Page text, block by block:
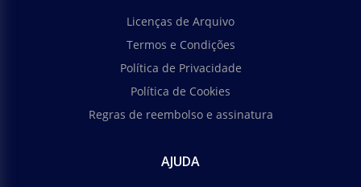
Licenças de Arquivo
Termos e Condições
Política de Privacidade
Política de Cookies
Regras de reembolso e assinatura
AJUDA